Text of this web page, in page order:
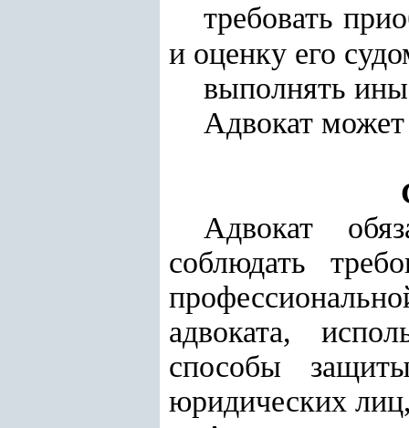
требовать
и оценку его
выполнять
Адвокат
Адвокат
соблюдать
адвоката,
способы
юридических